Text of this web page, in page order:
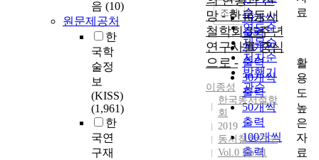
음 (10)
원문제공처
한
국학
술정
보
(KISS)
(1,961)
한
국연
구재
순
연도순
제목순
저자순
발행기
관순
10개씩
출력
20개씩
출력
30개씩
출력
50개씩
출력
100개씩
출력
조회
망 - 한국동서
철학회 35주년
연구사를 중심
으로 -
이종성
한국동서철학
회
2019
동서철학연구
Vol.0 No.91
료
활
용
도
높
은
자
료